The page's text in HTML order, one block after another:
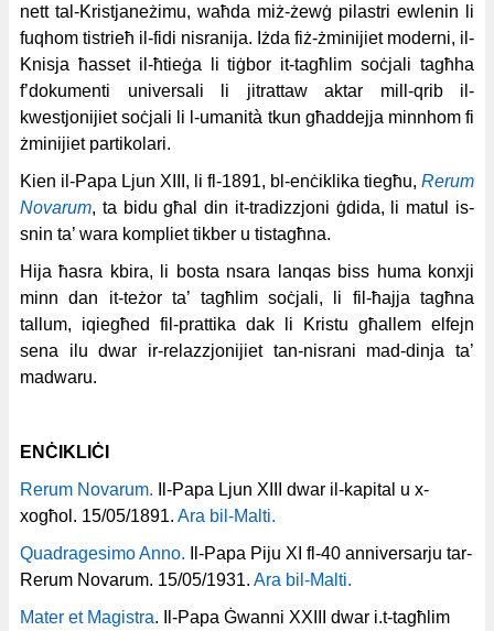
nett tal-Kristjaneżimu, waħda miż-żewġ pilastri ewlenin li
fuqhom tistrieħ il-fidi nisranija. Iżda fiż-żminijiet moderni, il-
Knisja ħasset il-ħtieġa li tiġbor it-tagħlim soċjali tagħha
f’dokumenti universali li jitrattaw aktar mill-qrib il-
kwestjonijiet soċjali li l-umanità tkun għaddejja minnhom fi
żminijiet partikolari.
Kien il-Papa Ljun XIII, li fl-1891, bl-enċiklika tiegħu, Rerum
Novarum, ta bidu għal din it-tradizzjoni ġdida, li matul is-
snin ta’ wara kompliet tikber u tistagħna.
Hija ħasra kbira, li bosta nsara lanqas biss huma konxji
minn dan it-teżor ta’ tagħlim soċjali, li fil-ħajja tagħna
tallum, iqiegħed fil-prattika dak li Kristu għallem elfejn
sena ilu dwar ir-relazzjonijiet tan-nisrani mad-dinja ta’
madwaru.
ENĊIKLIĊI
Rerum Novarum. Il-Papa Ljun XIII dwar il-kapital u x-
xogħol. 15/05/1891. Ara bil-Malti.
Quadragesimo Anno.
Il-Papa Piju XI fl-40 anniversarju tar-
Rerum Novarum. 15/05/1931. Ara bil-Malti.
Mater et Magistra. Il-Papa Ġwanni XXIII dwar i.t-tagħlim